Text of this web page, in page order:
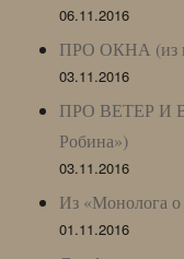
06.11.2016
ПРО ОКНА (из
03.11.2016
ПРО ВЕТЕР И
Робина»)
03.11.2016
Из «Монолога о
01.11.2016